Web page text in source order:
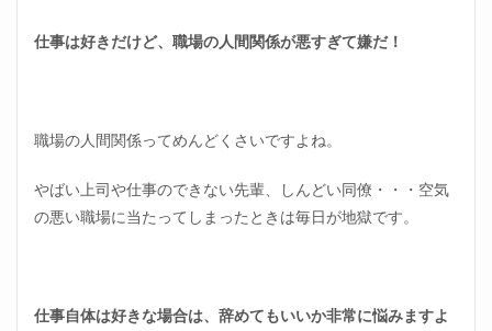
仕事は好きだけど、職場の人間関係が悪すぎて嫌だ！
職場の人間関係ってめんどくさいですよね。
やばい上司や仕事のできない先輩、しんどい同僚・・・空気
の悪い職場に当たってしまったときは毎日が地獄です。
仕事自体は好きな場合は、辞めてもいいか非常に悩みますよ